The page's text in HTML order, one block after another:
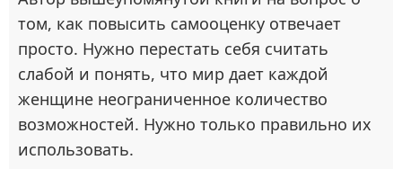
том, как повысить самооценку отвечает
просто. Нужно перестать себя считать
слабой и понять, что мир дает каждой
женщине неограниченное количество
возможностей. Нужно только правильно их
использовать.